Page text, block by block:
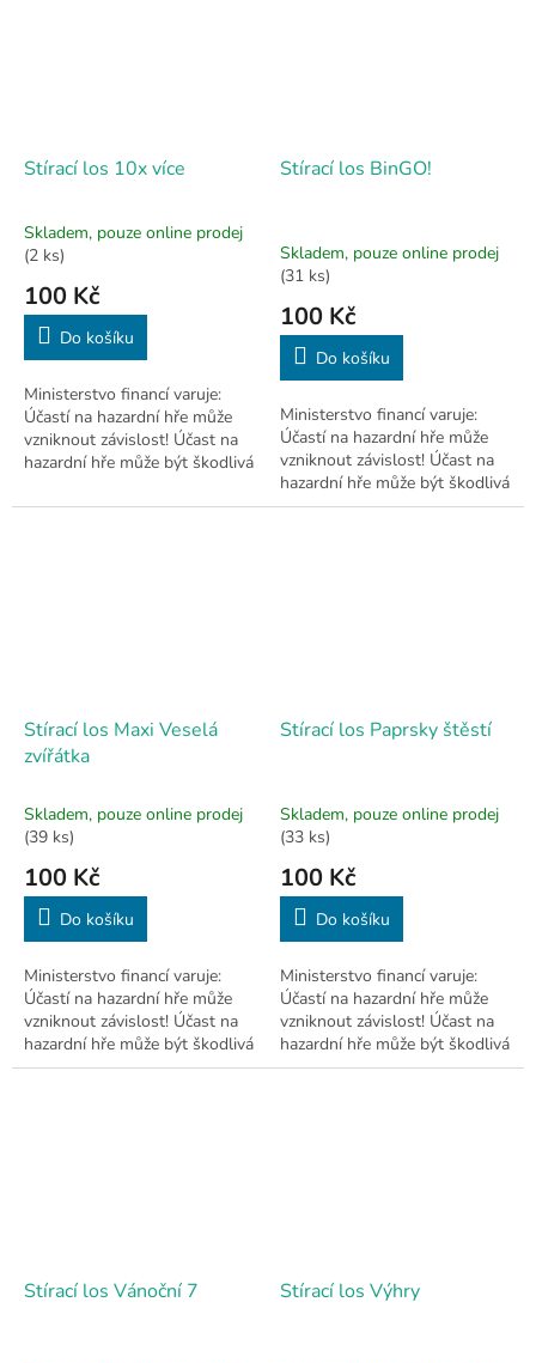
Stírací los 10x více
Průměrné
hodnocení
produktu
je
5,0
z
5
hvězdiček.
Skladem, pouze online prodej
(2 ks)
100 Kč
Do košíku
Ministerstvo financí varuje:
Účastí na hazardní hře může
vzniknout závislost! Účast na
hazardní hře může být škodlivá
18 let.
Stírací los BinGO!
Skladem, pouze online prodej
(31 ks)
100 Kč
Do košíku
Ministerstvo financí varuje:
Účastí na hazardní hře může
vzniknout závislost! Účast na
hazardní hře může být škodlivá
a je zakázána osobám mladším
Stírací los Maxi Veselá
zvířátka
Skladem, pouze online prodej
(39 ks)
100 Kč
Do košíku
Ministerstvo financí varuje:
Účastí na hazardní hře může
vzniknout závislost! Účast na
hazardní hře může být škodlivá
a je zakázána osobám mladším
Stírací los Paprsky štěstí
Skladem, pouze online prodej
(33 ks)
100 Kč
Do košíku
Ministerstvo financí varuje:
Účastí na hazardní hře může
vzniknout závislost! Účast na
hazardní hře může být škodlivá
a je zakázána osobám mladším
Stírací los Vánoční 7 Stírací los Výhry